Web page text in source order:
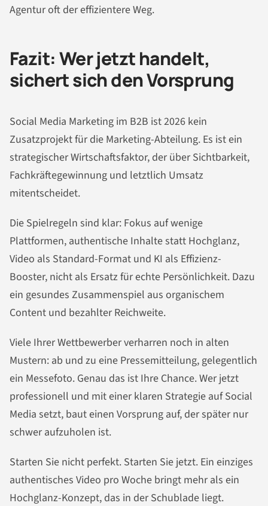
Agentur oft der effizientere Weg.
Fazit: Wer jetzt handelt,
sichert sich den Vorsprung
Social Media Marketing im B2B ist 2026 kein
Zusatzprojekt für die Marketing-Abteilung. Es ist ein
strategischer Wirtschaftsfaktor, der über Sichtbarkeit,
Fachkräftegewinnung und letztlich Umsatz
mitentscheidet.
Die Spielregeln sind klar: Fokus auf wenige
Plattformen, authentische Inhalte statt Hochglanz,
Video als Standard-Format und KI als Effizienz-
Booster, nicht als Ersatz für echte Persönlichkeit. Dazu
ein gesundes Zusammenspiel aus organischem
Content und bezahlter Reichweite.
Viele Ihrer Wettbewerber verharren noch in alten
Mustern: ab und zu eine Pressemitteilung, gelegentlich
ein Messefoto. Genau das ist Ihre Chance. Wer jetzt
professionell und mit einer klaren Strategie auf Social
Media setzt, baut einen Vorsprung auf, der später nur
schwer aufzuholen ist.
Starten Sie nicht perfekt. Starten Sie jetzt. Ein einziges
authentisches Video pro Woche bringt mehr als ein
Hochglanz-Konzept, das in der Schublade liegt.